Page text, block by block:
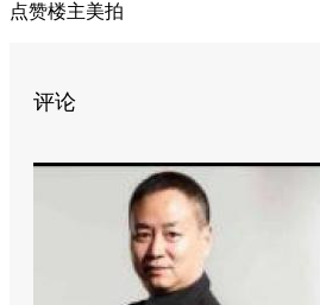
点赞楼主美拍
评论